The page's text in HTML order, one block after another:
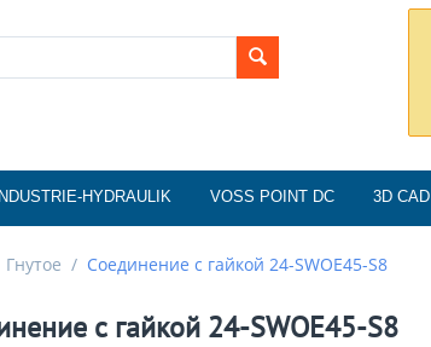
HYDRAULIK VOSS POINT DC 3D CAD
Гнутое / Соединение с гайкой 24-SWOE45-S8
с гайкой 24-SWOE45-S8